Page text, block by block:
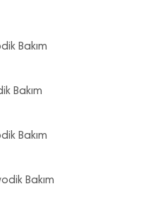
Bakım
Bakım
Bakım
Bakım